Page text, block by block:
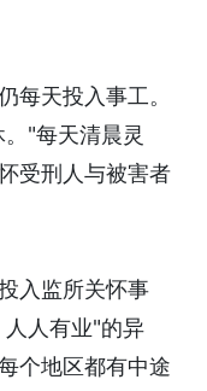
每天投入事工。
"每天清晨灵
受刑人与被害者
入监所关怀事
人有业"的异
个地区都有中途